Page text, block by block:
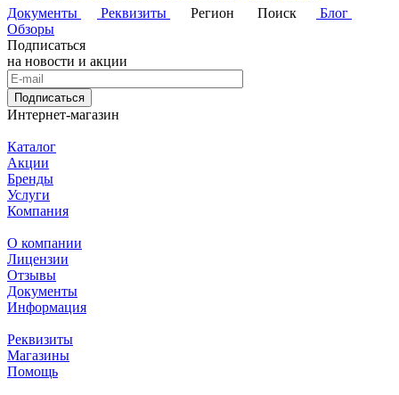
Документы
Реквизиты Регион Поиск
Блог
Обзоры
Подписаться
на новости и акции
Подписаться
Интернет-магазин
Каталог
Акции
Бренды
Услуги
Компания
О компании
Лицензии
Отзывы
Документы
Информация
Реквизиты
Магазины
Помощь